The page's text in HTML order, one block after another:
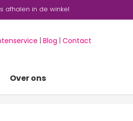
afhalen in de winkel
Blog Contact
Over ons